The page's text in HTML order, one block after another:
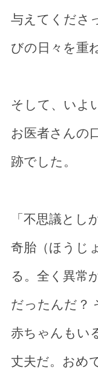
与えてくださ
びの日々を重
そして、いよ
お医者さんの
跡でした。
「不思議とし
奇胎（ほうじ
る。全く異常
だったんだ？
赤ちゃんもい
丈夫だ。おめ